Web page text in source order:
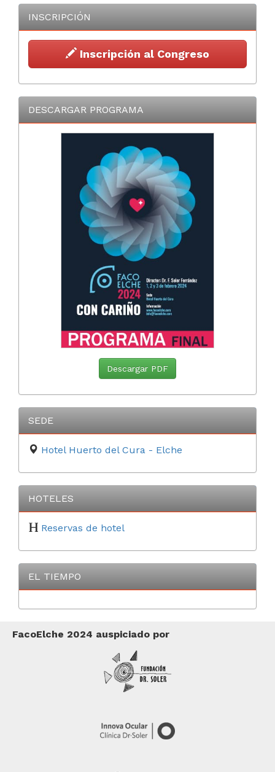
INSCRIPCIÓN
Inscripción al Congreso
DESCARGAR PROGRAMA
Descargar PDF
SEDE
Hotel Huerto del Cura - Elche
HOTELES
Reservas de hotel
EL TIEMPO
FacoElche 2024 auspiciado por